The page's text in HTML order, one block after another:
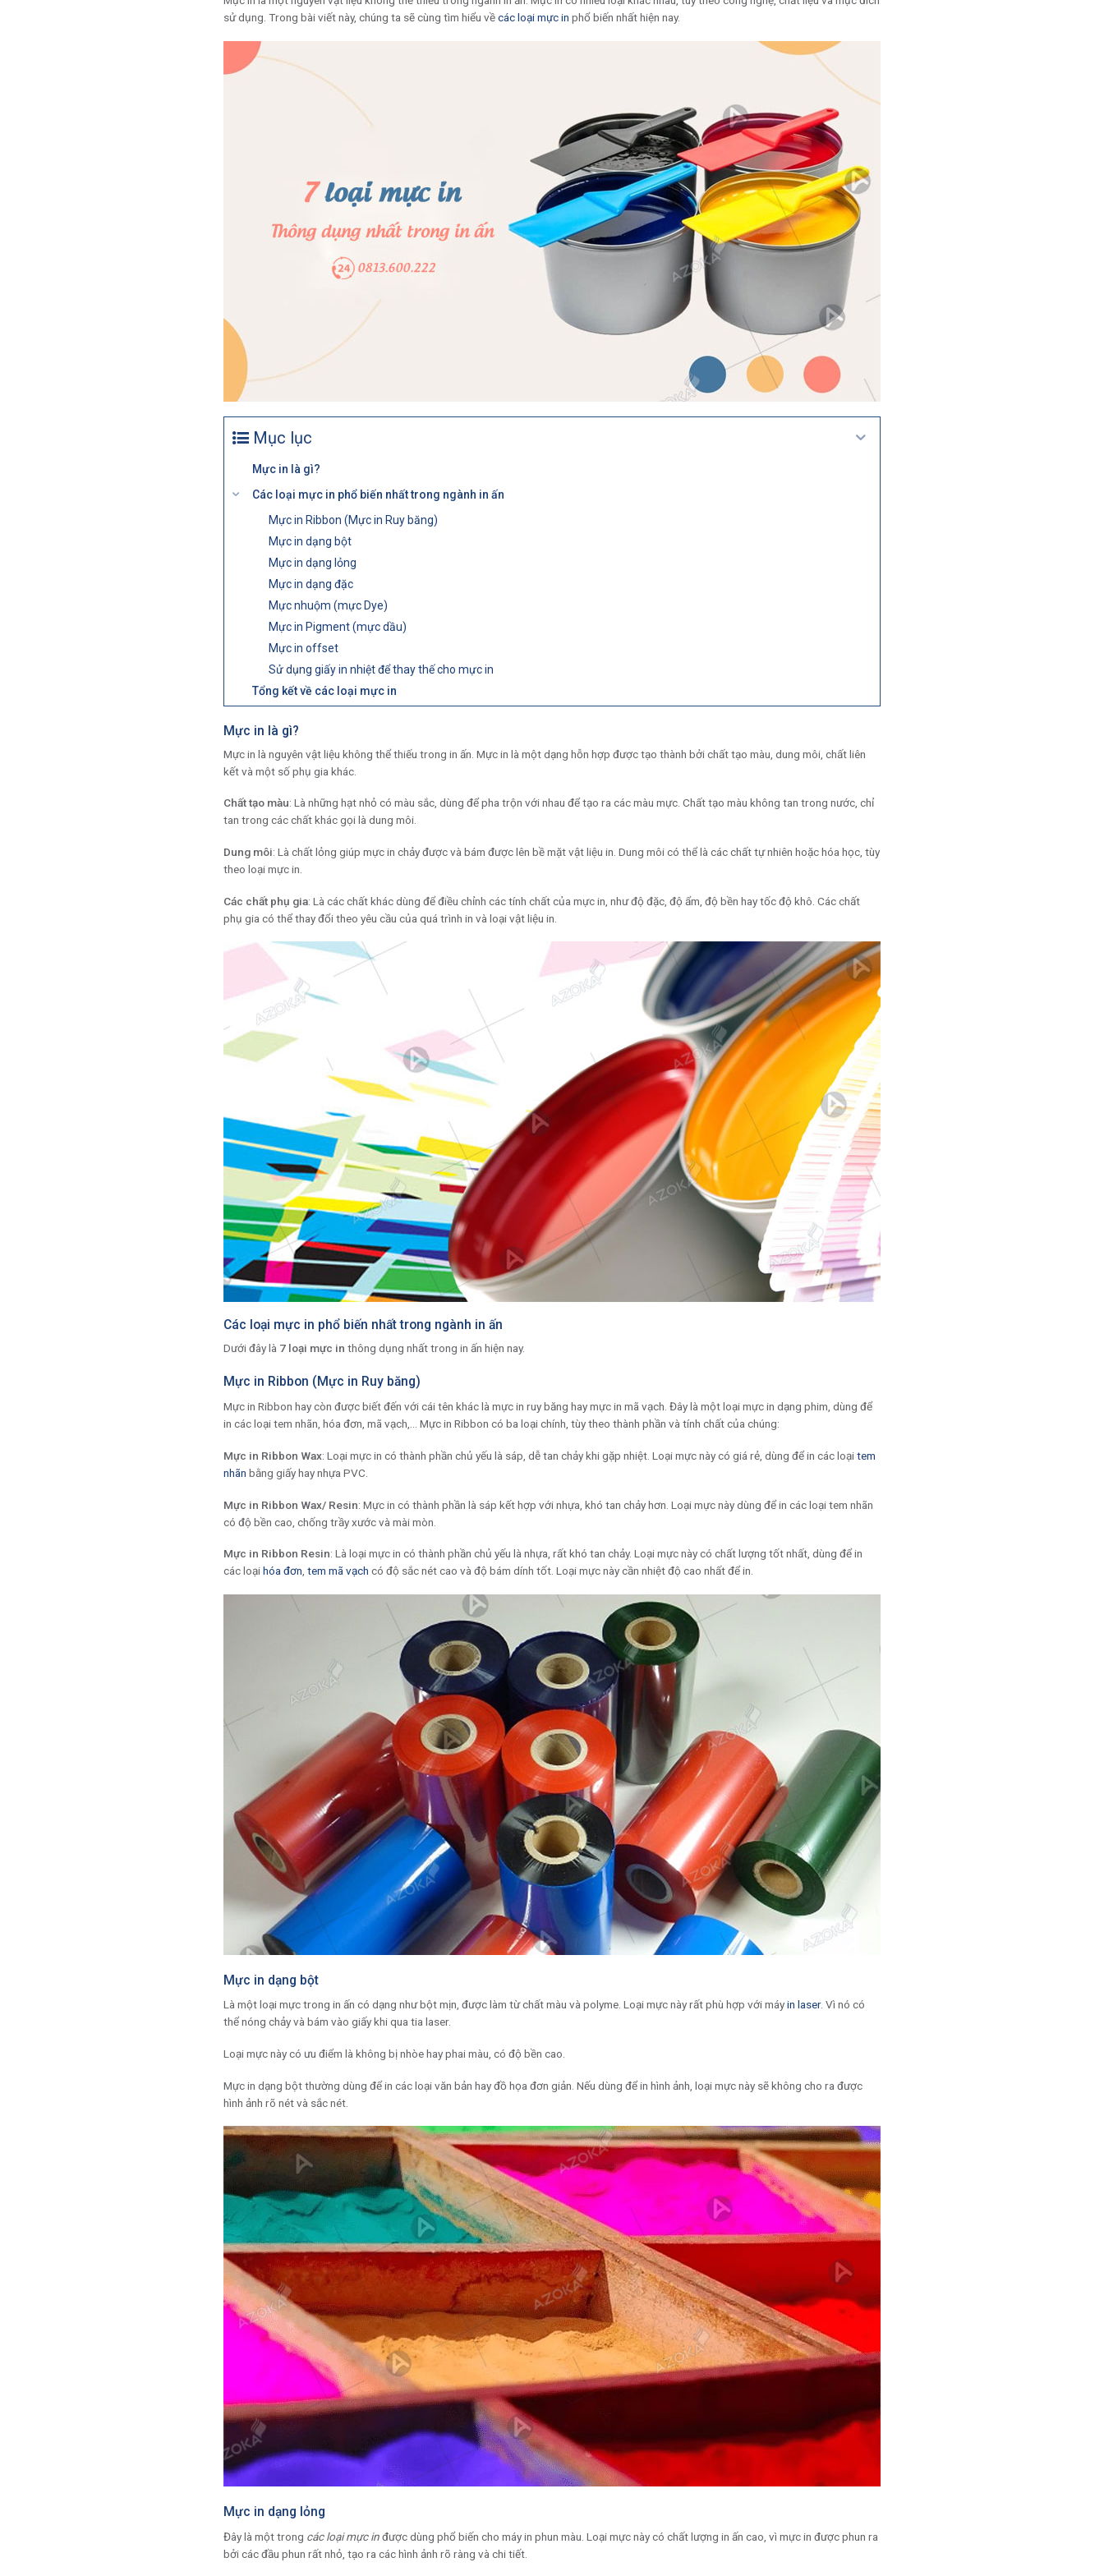
sử dụng. Trong bài viết này, chúng ta sẽ cùng tìm hiểu vềcác loại mực in phổ biến nhất hiện nay.
Mục lục
Mực in là gì?
Các loại mực in phổ biến nhất trong ngành in ấn
Mực in Ribbon (Mực in Ruy băng)
Mực in dạng bột
Mực in dạng lỏng
Mực in dạng đặc
Mực nhuộm (mực Dye)
Mực in Pigment (mực dầu)
Mực in offset
Sử dụng giấy in nhiệt để thay thế cho mực in
Tổng kết về các loại mực in
Mực in là gì?
Mực in là nguyên vật liệu không thể thiếu trong in ấn. Mực in là một dạng hỗn hợp được tạo thành bởi chất tạo màu, dung môi, chất liên
kết và một số phụ gia khác.
Chất tạo màu: Là những hạt nhỏ có màu sắc, dùng để pha trộn với nhau để tạo ra các màu mực. Chất tạo màu không tan trong nước, chỉ
tan trong các chất khác gọi là dung môi.
Dung môi: Là chất lỏng giúp mực in chảy được và bám được lên bề mặt vật liệu in. Dung môi có thể là các chất tự nhiên hoặc hóa học, tùy
theo loại mực in.
Các chất phụ gia: Là các chất khác dùng để điều chỉnh các tính chất của mực in, như độ đặc, độ ẩm, độ bền hay tốc độ khô. Các chất
phụ gia có thể thay đổi theo yêu cầu của quá trình in và loại vật liệu in.
Các loại mực in phổ biến nhất trong ngành in ấn
Dưới đây là 7 loại mực in thông dụng nhất trong in ấn hiện nay.
Mực in Ribbon (Mực in Ruy băng)
Mực in Ribbon hay còn được biết đến với cái tên khác là mực in ruy băng hay mực in mã vạch. Đây là một loại mực in dạng phim, dùng để
in các loại tem nhãn, hóa đơn, mã vạch,… Mực in Ribbon có ba loại chính, tùy theo thành phần và tính chất của chúng:
Mực in Ribbon Wax: Loại mực in có thành phần chủ yếu là sáp, dễ tan chảy khi gặp nhiệt. Loại mực này có giá rẻ, dùng để in các loạitem
nhãn bằng giấy hay nhựa PVC.
Mực in Ribbon Wax/ Resin: Mực in có thành phần là sáp kết hợp với nhựa, khó tan chảy hơn. Loại mực này dùng để in các loại tem nhãn
có độ bền cao, chống trầy xước và mài mòn.
Mực in Ribbon Resin: Là loại mực in có thành phần chủ yếu là nhựa, rất khó tan chảy. Loại mực này có chất lượng tốt nhất, dùng để in
các loạihóa đơn, tem mã vạch có độ sắc nét cao và độ bám dính tốt. Loại mực này cần nhiệt độ cao nhất để in.
Mực in dạng bột
Là một loại mực trong in ấn có dạng như bột mịn, được làm từ chất màu và polyme. Loại mực này rất phù hợp với máyin laser. Vì nó có
thể nóng chảy và bám vào giấy khi qua tia laser.
Loại mực này có ưu điểm là không bị nhòe hay phai màu, có độ bền cao.
Mực in dạng bột thường dùng để in các loại văn bản hay đồ họa đơn giản. Nếu dùng để in hình ảnh, loại mực này sẽ không cho ra được
hình ảnh rõ nét và sắc nét.
Mực in dạng lỏng
Đây là một trong các loại mực inđược dùng phổ biến cho máy in phun màu. Loại mực này có chất lượng in ấn cao, vì mực in được phun ra
bởi các đầu phun rất nhỏ, tạo ra các hình ảnh rõ ràng và chi tiết.